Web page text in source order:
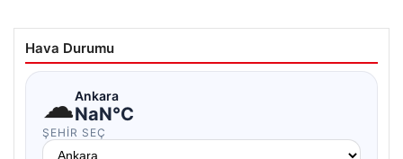
Hava Durumu
☁Ankara
NaN°C
ŞEHIR SEÇ